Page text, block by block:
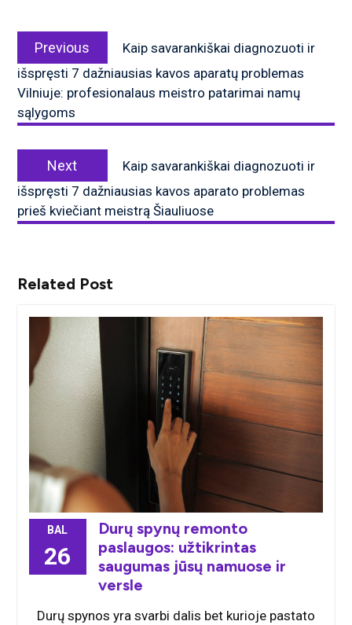
tarp
įrašų
Previous
post:
Kaip savarankiškai diagnozuoti ir
išspręsti 7 dažniausias kavos aparatų problemas
Vilniuje: profesionalaus meistro patarimai namų
sąlygoms
Next
post:
Kaip savarankiškai diagnozuoti ir
išspręsti 7 dažniausias kavos aparato problemas
prieš kviečiant meistrą Šiauliuose
Related Post
BAL
26
Durų spynų remonto
paslaugos: užtikrintas
saugumas jūsų namuose ir
versle
Durų spynos yra svarbi dalis bet kurioje pastato